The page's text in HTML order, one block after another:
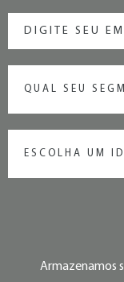
QUAL SEU
ESCOLHA UM
Armazenamos